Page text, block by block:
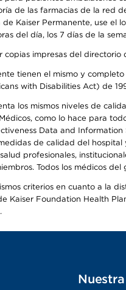
de las farmacias de la red
Kaiser Permanente, use el
del día, los 7 días de la
copias impresas del
tienen el mismo y
with Disabilities Act) de
los mismos niveles de
como lo hace para
Data and Information
de calidad del hospital
profesionales,
Todos los médicos
criterios en cuanto a la
Kaiser Foundation Health